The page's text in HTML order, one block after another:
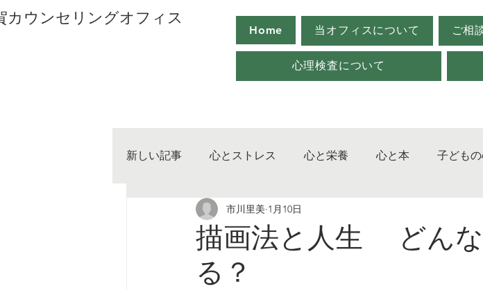
カウンセリングオフィス
Home 当オフィスについて ご相
心理検査について
新しい記事 心とストレス 心と栄養 心と本 子ども
心の取り扱い 心のマネージメント
描画法と人生 どん
る？
市川里美 1月10日